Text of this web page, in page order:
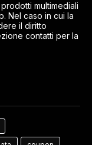
multimediali
Nel caso in cui la
il diritto
contatti per la